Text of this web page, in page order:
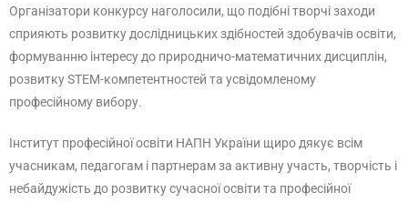
Організатори конкурсу наголосили, що подібні творчі заходи
сприяють розвитку дослідницьких здібностей здобувачів освіти,
формуванню інтересу до природничо-математичних дисциплін,
розвитку STEM-компетентностей та усвідомленому
професійному вибору.
Інститут професійної освіти НАПН України щиро дякує всім
учасникам, педагогам і партнерам за активну участь, творчість і
небайдужість до розвитку сучасної освіти та професійної